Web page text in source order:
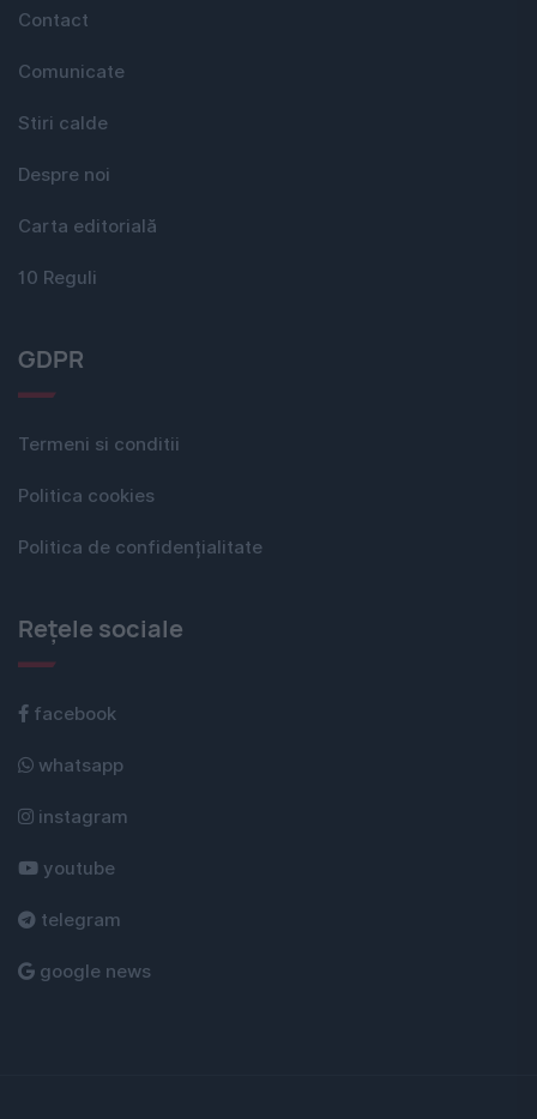
Contact
Comunicate
Stiri calde
Despre noi
Carta editorială
10 Reguli
GDPR
Termeni si conditii
Politica cookies
Politica de confidențialitate
Rețele sociale
facebook
whatsapp
instagram
youtube
telegram
google news